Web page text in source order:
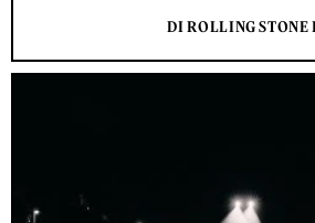
DI ROLLING STONE